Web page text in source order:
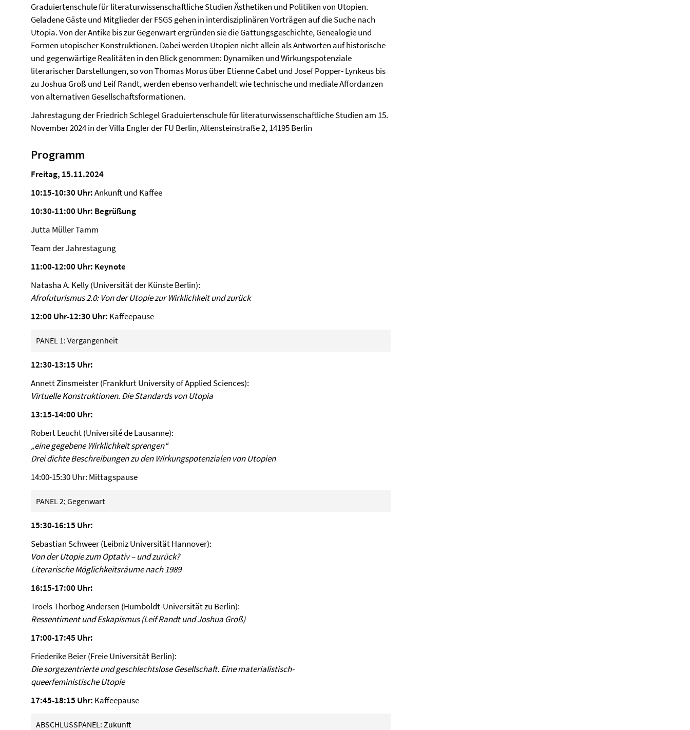
Graduiertenschule für literaturwissenschaftliche Studien Ästhetiken und Politiken von Utopien.
Geladene Gäste und Mitglieder der FSGS gehen in interdisziplinären Vorträgen auf die Suche nach
Utopia. Von der Antike bis zur Gegenwart ergründen sie die Gattungsgeschichte, Genealogie und
Formen utopischer Konstruktionen. Dabei werden Utopien nicht allein als Antworten auf historische
und gegenwärtige Realitäten in den Blick genommen: Dynamiken und Wirkungspotenziale
literarischer Darstellungen, so von Thomas Morus über Etienne Cabet und Josef Popper- Lynkeus bis
zu Joshua Groß und Leif Randt, werden ebenso verhandelt wie technische und mediale Affordanzen
von alternativen Gesellschaftsformationen.
Jahrestagung der Friedrich Schlegel Graduiertenschule für literaturwissenschaftliche Studien am 15.
November 2024 in der Villa Engler der FU Berlin, Altensteinstraße 2, 14195 Berlin
Programm
Freitag, 15.11.2024
10:15-10:30 Uhr:Ankunft und Kaffee
10:30-11:00 Uhr: Begrüßung
Jutta Müller Tamm
Team der Jahrestagung
11:00-12:00 Uhr: Keynote
Natasha A. Kelly (Universität der Künste Berlin):
Afrofuturismus 2.0: Von der Utopie zur Wirklichkeit und zurück
12:00 Uhr-12:30 Uhr: Kaffeepause
PANEL 1: Vergangenheit
12:30-13:15 Uhr:
Annett Zinsmeister (Frankfurt University of Applied Sciences):
Virtuelle Konstruktionen. Die Standards von Utopia
13:15-14:00 Uhr:
Robert Leucht (Université de Lausanne):
„eine gegebene Wirklichkeit sprengen“
Drei dichte Beschreibungen zu den Wirkungspotenzialen von Utopien
14:00-15:30 Uhr: Mittagspause
PANEL 2: Gegenwart
15:30-16:15 Uhr:
Sebastian Schweer (Leibniz Universität Hannover):
Von der Utopie zum Optativ – und zurück?
Literarische Möglichkeitsräume nach 1989
16:15-17:00 Uhr:
Troels Thorbog Andersen (Humboldt-Universität zu Berlin):
Ressentiment und Eskapismus (Leif Randt und Joshua Groß)
17:00-17:45 Uhr:
Friederike Beier (Freie Universität Berlin):
Die sorgezentrierte und geschlechtslose Gesellschaft. Eine materialistisch-
queerfeministische Utopie
17:45-18:15 Uhr: Kaffeepause
ABSCHLUSSPANEL: Zukunft